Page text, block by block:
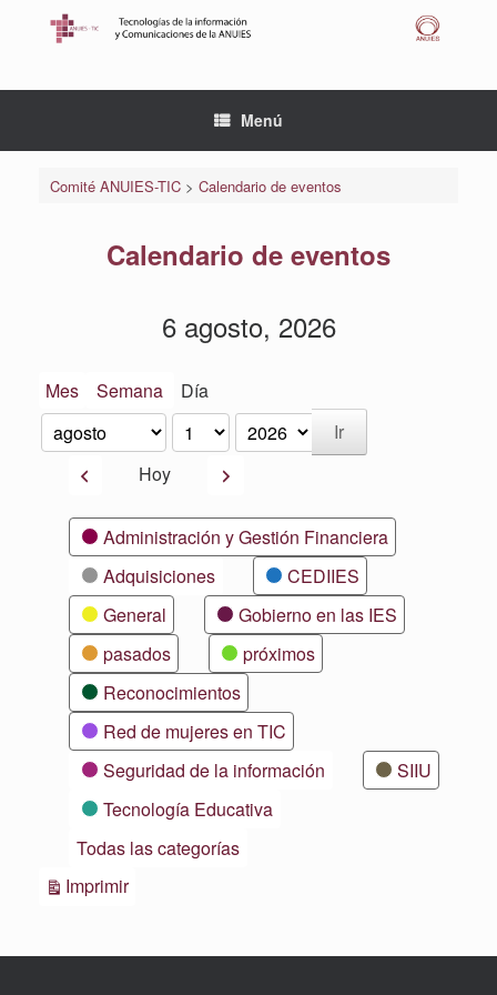
Menú
Comité ANUIES-TIC> Calendario de eventos
Calendario de eventos
6 agosto, 2026
Mes Semana Día
Mes
Día
Año
AnteriorHoy Siguiente
CategoríasAdministración y Gestión Financiera
Adquisiciones
CEDIIES
General
Gobierno en las IES
pasados
próximos
Reconocimientos
Red de mujeres en TIC
Seguridad de la información
SIIU
Tecnología Educativa
Todas las categorías
ImprimirVistas